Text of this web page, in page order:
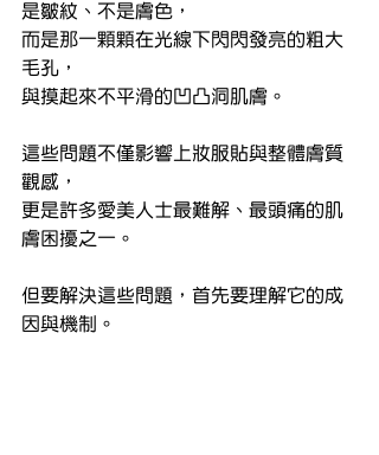
是皺紋、不是膚色，
而是那一顆顆在光線下閃閃發亮的粗大
毛孔，
與摸起來不平滑的凹凸洞肌膚。
這些問題不僅影響上妝服貼與整體膚質
觀感，
更是許多愛美人士最難解、最頭痛的肌
膚困擾之一。
但要解決這些問題，首先要理解它的成
因與機制。